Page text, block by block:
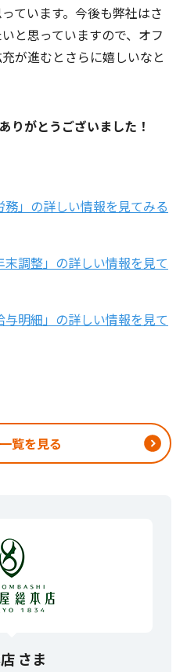
ています。今後も弊社はさ
と思っていますので、オフ
が進むとさらに嬉しいなと
りがとうございました！
務」の詳しい情報を見てみる
末調整」の詳しい情報を見て
与明細」の詳しい情報を見て
覧を見る
さま